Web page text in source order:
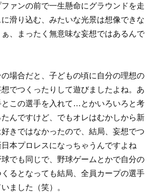
ァンの前で一生懸命にグラウンドを走
滑り込む、みたいな光景は想像できな
、まったく無意味な妄想ではあるんで
場合だと、子どもの頃に自分の理想の
でつくったりして遊びましたよね。あ
この選手を入れて…とかいろいろと考
んですけど、でもオレはむかしから新
きではなかったので、結局、妄想でつ
日本プロレスになっちゃうんですよね
球でも同じで、野球ゲームとかで自分の
るとなっても結局、全員カープの選手
ました（笑）。